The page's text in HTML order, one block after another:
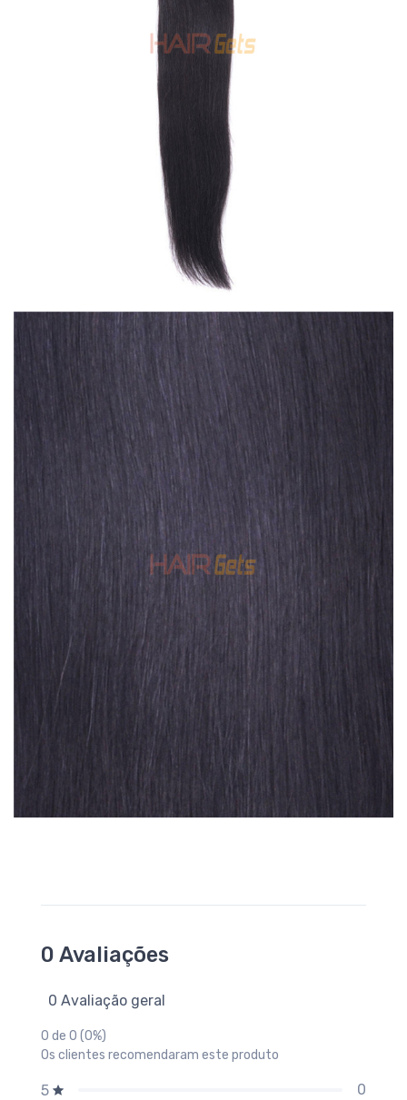
0 Avaliações
0 Avaliação geral
0 de 0 (0%)
Os clientes recomendaram este produto
5
0